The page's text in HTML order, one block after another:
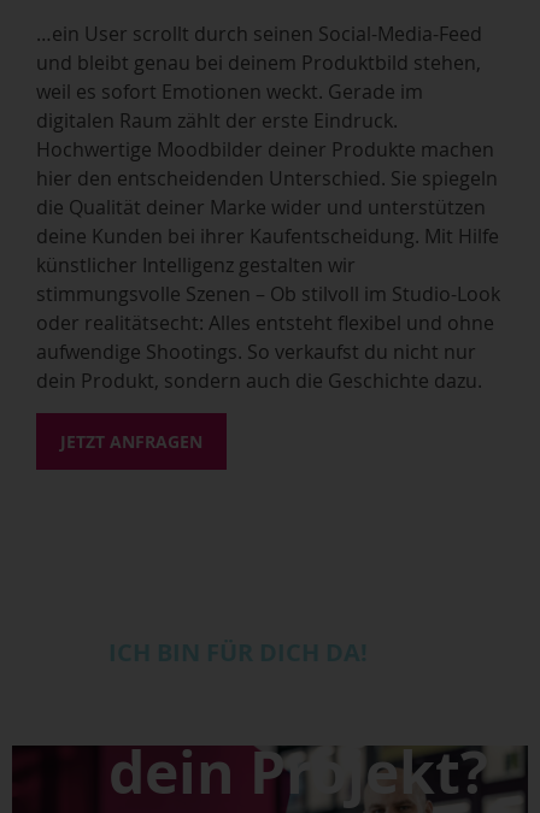
…ein User scrollt durch seinen Social-Media-Feed
und bleibt genau bei deinem Produktbild stehen,
weil es sofort Emotionen weckt. Gerade im
digitalen Raum zählt der erste Eindruck.
Hochwertige Moodbilder deiner Produkte machen
hier den entscheidenden Unterschied. Sie spiegeln
die Qualität deiner Marke wider und unterstützen
deine Kunden bei ihrer Kaufentscheidung. Mit Hilfe
künstlicher Intelligenz gestalten wir
stimmungsvolle Szenen – Ob stilvoll im Studio-Look
oder realitätsecht: Alles entsteht flexibel und ohne
aufwendige Shootings. So verkaufst du nicht nur
dein Produkt, sondern auch die Geschichte dazu.
JETZT ANFRAGEN
dein Projekt?